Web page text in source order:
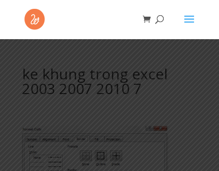
ke khung trong excel
2003 2007 2010 7